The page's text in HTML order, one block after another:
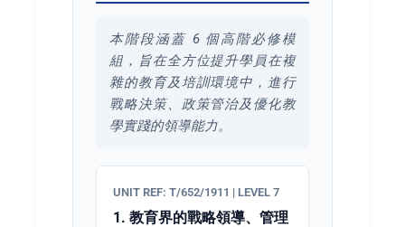
本階段涵蓋 6 個高階必修模
組，旨在全方位提升學員在複
雜的教育及培訓環境中，進行
戰略決策、政策管治及優化教
學實踐的領導能力。
UNIT REF: T/652/1911 | LEVEL 7
1. 教育界的戰略領導、管理